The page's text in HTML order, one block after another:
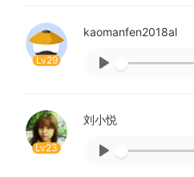
Lv29
kaomanfen2018al
Lv23
刘小悦